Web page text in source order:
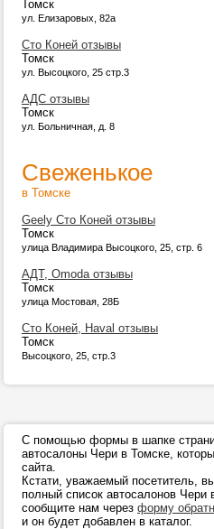
Томск
ул. Елизаровых, 82а
Сто Коней отзывы
Томск
ул. Высоцкого, 25 стр.3
АДС отзывы
Томск
ул. Больничная, д. 8
Свеженькое
в Томске
Geely Сто Коней отзывы
Томск
улица Владимира Высоцкого, 25, стр. 6
АДТ, Omoda отзывы
Томск
улица Мостовая, 28Б
Сто Коней, Haval отзывы
Томск
Высоцкого, 25, стр.3
С помощью формы в шапке
автосалоны Чери в Томске,
сайта.
Кстати, уважаемый посетитель,
полный список автосалонов Чери
сообщите нам через форму
и он будет добавлен в каталог.